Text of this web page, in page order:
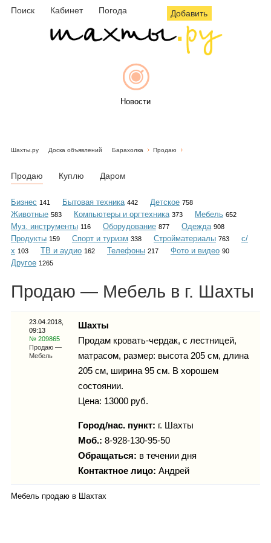
Поиск Кабинет Погода Добавить
Новости
Объявления
Гороскоп
Шахты.ру Доска объявлений Барахолка Продаю
Продаю Куплю Даром
Бизнес 141 Бытовая техника 442 Детское 758
Животные 583 Компьютеры и оргтехника 373 Мебель 652
Муз. инструменты 116 Оборудование 877 Одежда 908
Продукты 159 Спорт и туризм 338 Стройматериалы 763
с/
х 103 ТВ и аудио 162 Телефоны 217 Фото и видео 90
Другое 1265
Продаю — Мебель в г. Шахты
23.04.2018,
09:13
№ 209865
Продаю —
Мебель
Шахты
Продам кровать-чердак, с лестницей,
матрасом, размер: высота 205 см, длина
205 см, ширина 95 см. В хорошем
состоянии.
Цена: 13000 руб.
Город/нас. пункт: г. Шахты
Моб.: 8-928-130-95-50
Обращаться: в течении дня
Контактное лицо: Андрей
Мебель продаю в Шахтах